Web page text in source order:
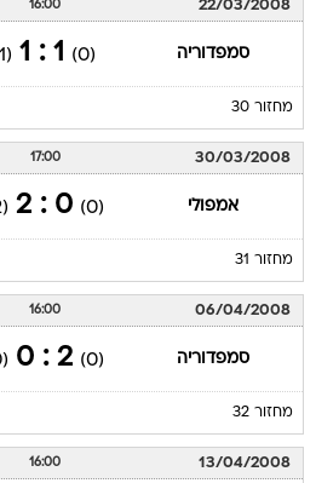
22/03/2008
16:00
סמפדוריה (0)
1 : 1
(1)
מחזור 30
30/03/2008
17:00
אמפולי (0)
0 : 2
(2)
מחזור 31
06/04/2008
16:00
סמפדוריה (0)
2 : 0
(0)
מחזור 32
13/04/2008
16:00